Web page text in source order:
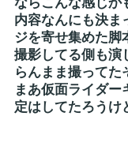
内容なんにも決ま
ジを寄せ集めた脚
撮影してる側も演
らんまま撮ってた
まあ仮面ライダ
定はしてたろうけ